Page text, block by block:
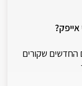
החדשים שקורים